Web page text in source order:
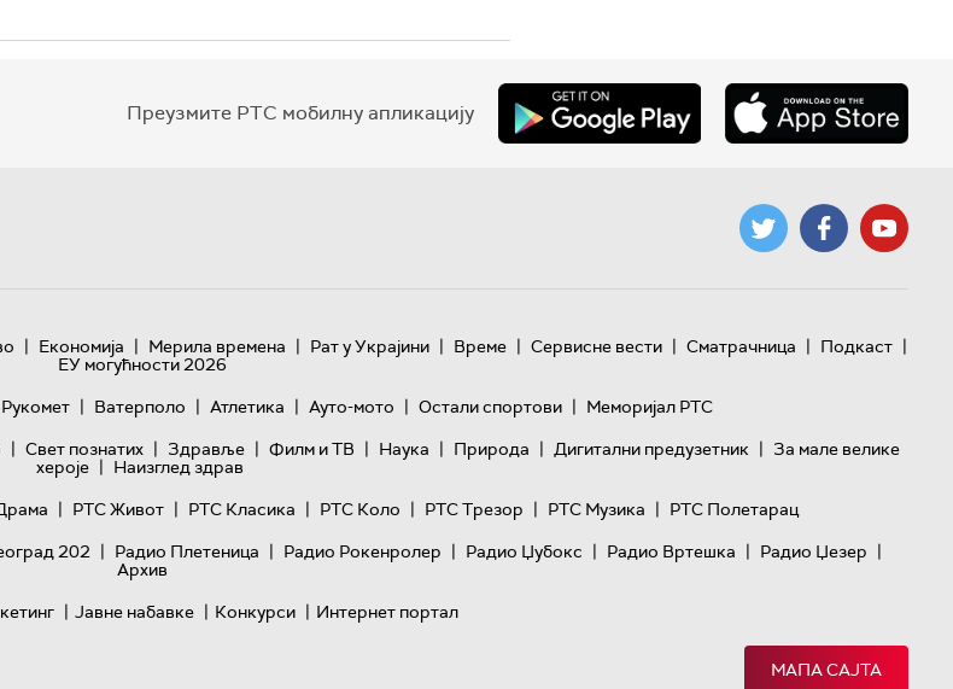
Преузмите РТС мобилну апликацију
| Економија | Мерила времена | Рат у Украјини | Време | Сервисне вести | Сматрачница | Подкаст |
ЕУ могућности 2026
Рукомет | Ватерполо | Атлетика | Ауто-мото | Остали спортови | Меморијал РТС
| Свет познатих | Здравље | Филм и ТВ | Наука | Природа | Дигитални предузетник | За мале велике
хероје | Наизглед здрав
| РТС Живот | РТС Класика | РТС Коло | РТС Трезор | РТС Музика | РТС Полетарац
202 | Радио Плетеница | Радио Рокенролер | Радио Џубокс | Радио Вртешка | Радио Џезер |
Архив
| Јавне набавке | Конкурси | Интернет портал
МАПА САЈТА